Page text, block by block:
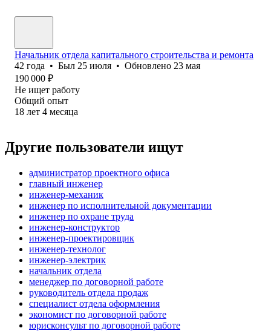
Начальник отдела капитального строительства и ремонта
42 года • Был 25 июля • Обновлено 23 мая
190 000 ₽
Не ищет работу
Общий опыт
18 лет 4 месяца
Другие пользователи ищут
администратор проектного офиса
главный инженер
инженер-механик
инженер по исполнительной документации
инженер по охране труда
инженер-конструктор
инженер-проектировщик
инженер-технолог
инженер-электрик
начальник отдела
менеджер по договорной работе
руководитель отдела продаж
специалист отдела оформления
экономист по договорной работе
юрисконсульт по договорной работе